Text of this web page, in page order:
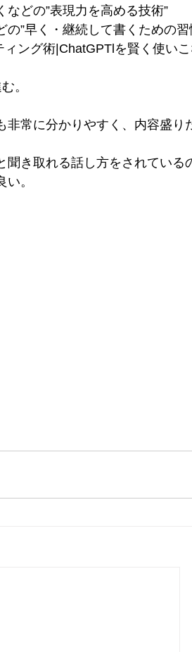
どの”表現力を高める技術”
”早く・継続して書くための習
ング術|ChatGPTlを賢く使いこ
。
常に分かりやすく、内容盛り
き取れる話し方をされている
。